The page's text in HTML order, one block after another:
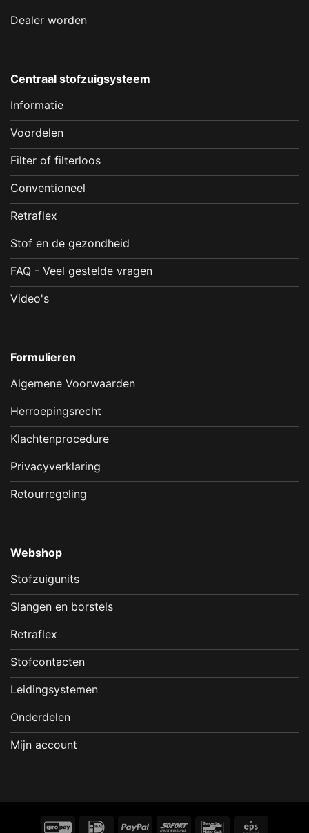
Dealer worden
Centraal stofzuigsysteem
Informatie
Voordelen
Filter of filterloos
Conventioneel
Retraflex
Stof en de gezondheid
FAQ - Veel gestelde vragen
Video's
Formulieren
Algemene Voorwaarden
Herroepingsrecht
Klachtenprocedure
Privacyverklaring
Retourregeling
Webshop
Stofzuigunits
Slangen en borstels
Retraflex
Stofcontacten
Leidingsystemen
Onderdelen
Mijn account
GiroPay IDeal PayPal Sofort Bancontact